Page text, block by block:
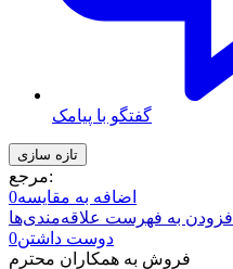
گفتگو با پیامک
مرجع:
اضافه به مقایسه0
افزودن به فهرست علاقه‌مندی‌ها
دوست داشتن0
فروش به همکاران محترم